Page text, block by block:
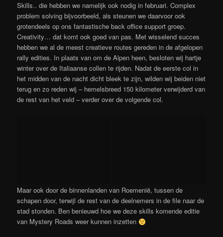
Skills.. die hebben we namelijk ook nodig in februari. Complex
problem solving bijvoorbeeld, als steunen we daarvoor ook
grotendeels op ons fantastische back office support groep.
Creativity… dat komt ook goed van pas. Met wisselend succes
hebben we al de meest creatieve routes gereden in de afgelopen
rally edities. In plaats van om de Alpen heen, besloten wij hartje
winter over de Italiaanse collen te rijden. Nadat de eerste col in
het midden van de nacht dicht bleek te zijn, wilden wij beiden niet
terug en zo reden wij – hemelsbreed 150 kilometer verwijderd van
de rest van het veld – verder over de volgende col.
Maar ook door de binnenlanden van Roemenië, tussen de
schapen door, terwijl de rest van de deelnemers in de file naar de
stad stonden. Ben benieuwd hoe we deze skills komende editie
van Mystery Roads weer kunnen inzetten